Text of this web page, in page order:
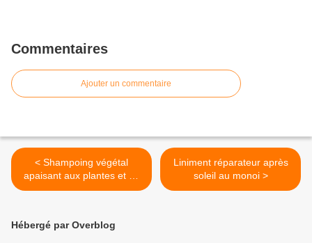
Commentaires
Ajouter un commentaire
< Shampoing végétal
apaisant aux plantes et au
miel
Liniment réparateur après
soleil au monoi >
Hébergé par Overblog